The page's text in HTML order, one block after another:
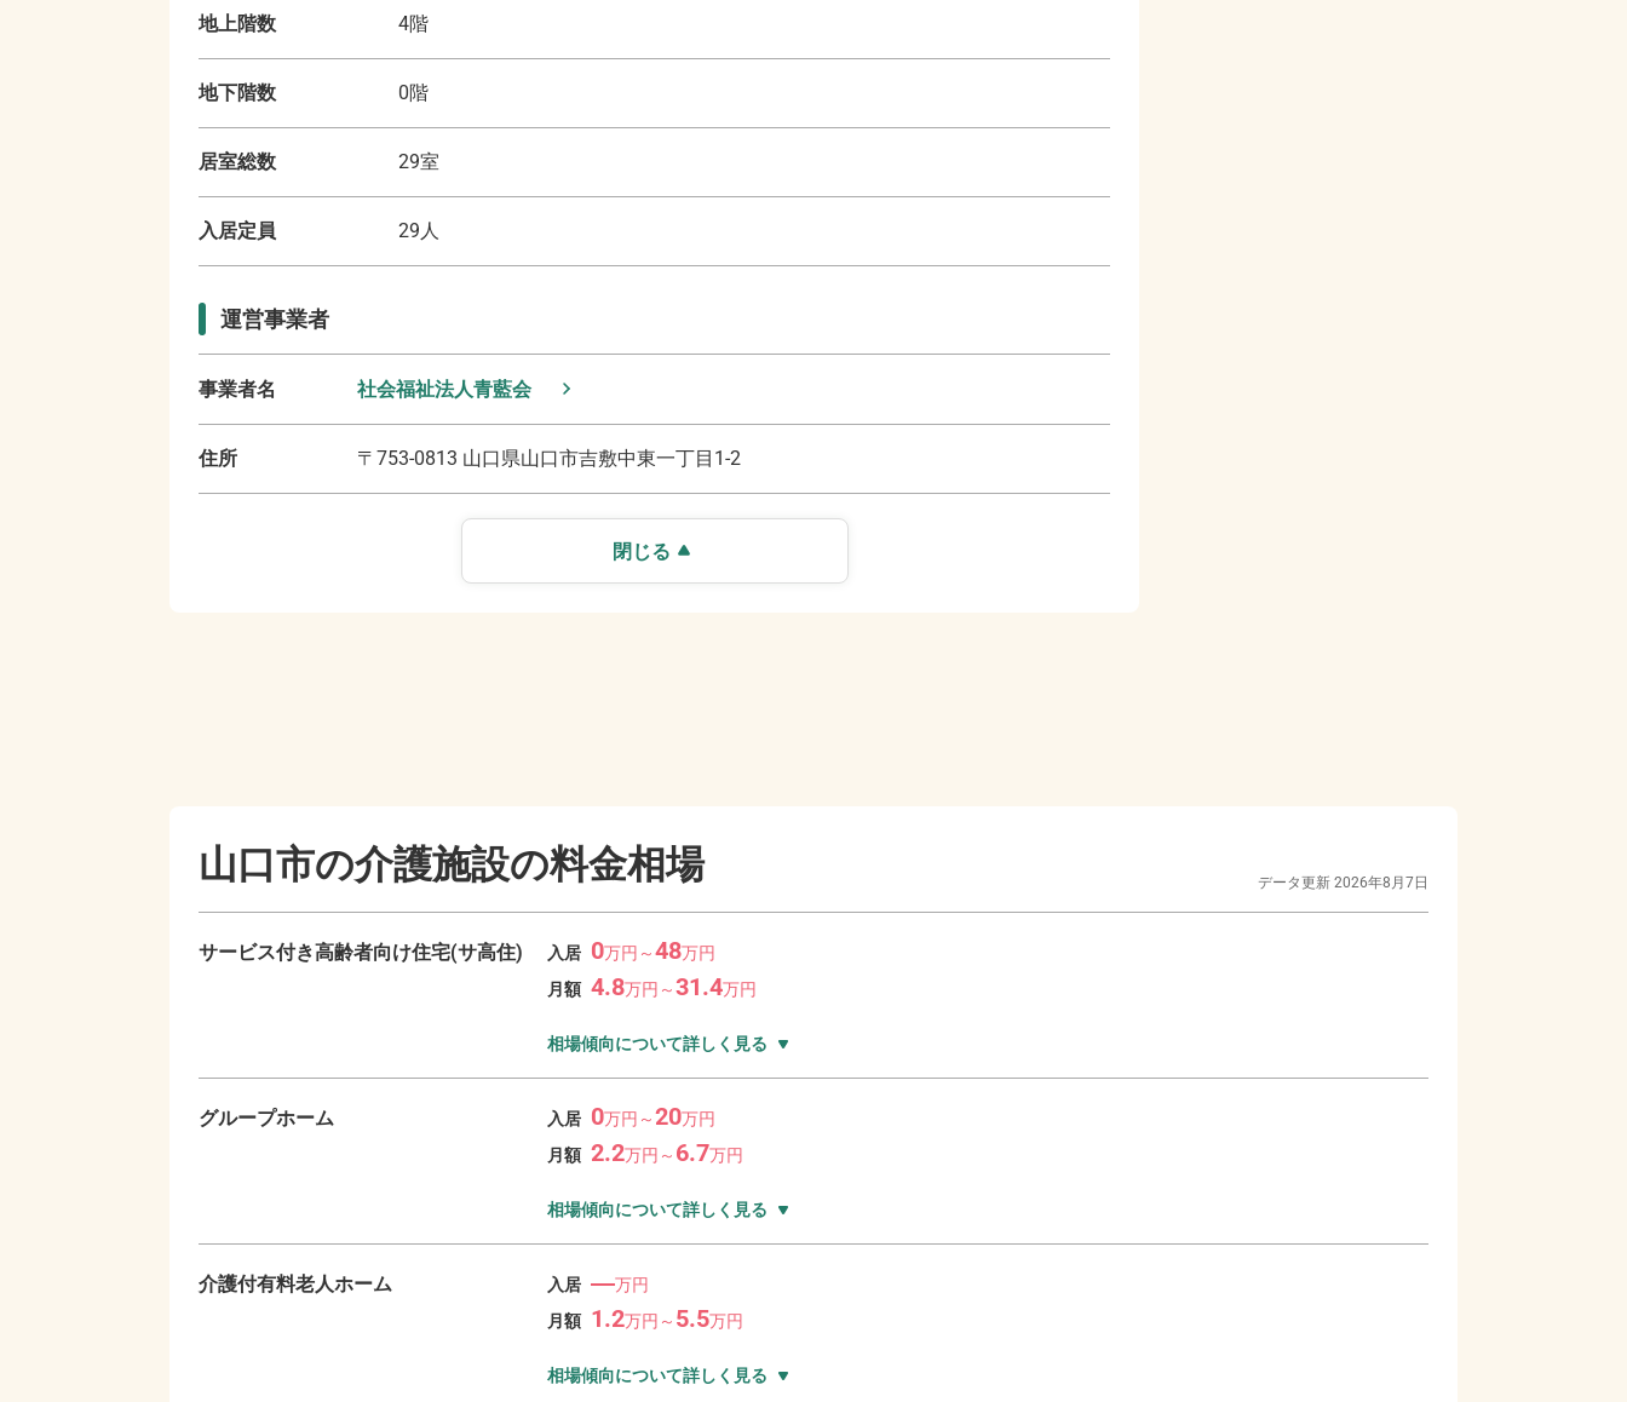
地上階数 4階
地下階数 0階
居室総数 29室
入居定員 29人
運営事業者
事業者名 社会福祉法人青藍会
住所 〒 753-0813 山口県山口市吉敷中東一丁目1-2
閉じる
山口市の介護施設の料金相場 データ更新 2026年8月7日
サービス付き高齢者向け住宅(サ高住) 入居 0万円～48万円
月額 4.8万円～31.4万円
相場傾向について詳しく見る
グループホーム 入居 0万円～20万円
月額 2.2万円～ 6.7万円
相場傾向について詳しく見る
介護付有料老人ホーム 入居 ―万円
月額 1.2万円～ 5.5万円
相場傾向について詳しく見る